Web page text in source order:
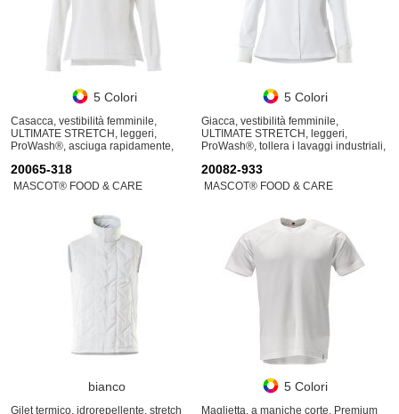
5 Colori
Casacca, vestibilità femminile,
ULTIMATE STRETCH, leggeri,
ProWash®, asciuga rapidamente,
5 Colori
Giacca, vestibilità femminile,
ULTIMATE STRETCH, leggeri,
ProWash®, tollera i lavaggi industriali,
20065-318
MASCOT® FOOD & CARE
bianco
Gilet termico, idrorepellente, stretch
20082-933
MASCOT® FOOD & CARE
5 Colori
Maglietta, a maniche corte, Premium